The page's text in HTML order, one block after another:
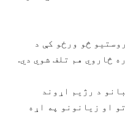
څو ورځو کې د
څاروي هم تلف شوي دي.
د رژیم اړوند
او زیانونو په اړه